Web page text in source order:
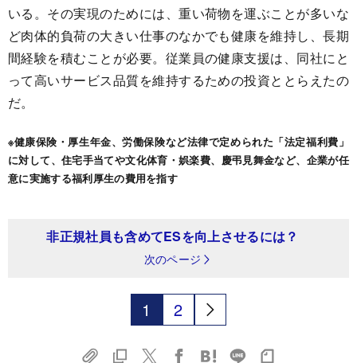
いる。その実現のためには、重い荷物を運ぶことが多いな
ど肉体的負荷の大きい仕事のなかでも健康を維持し、長期
間経験を積むことが必要。従業員の健康支援は、同社にと
って高いサービス品質を維持するための投資ととらえたの
だ。
※健康保険・厚生年金、労働保険など法律で定められた「法定福利費」
に対して、住宅手当てや文化体育・娯楽費、慶弔見舞金など、企業が任
意に実施する福利厚生の費用を指す
非正規社員も含めてESを向上させるには？
次のページ
1 2